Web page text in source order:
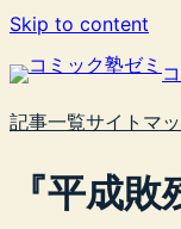
内
を
ス
Skip to content
記事一覧サイトマ
『平成